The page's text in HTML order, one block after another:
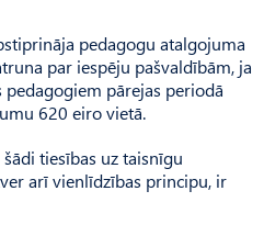
pedagogu atalgojuma
par iespēju pašvaldībām, ja
pārejas periodā
620 eiro vietā.
tiesības uz taisnīgu
arī vienlīdzības principu, ir